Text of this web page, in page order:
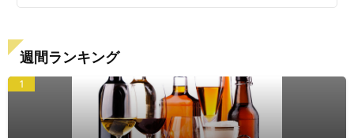
週間ランキング
1